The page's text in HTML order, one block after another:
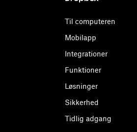
Til computeren
Mobilapp
Integrationer
Funktioner
Løsninger
Sikkerhed
Tidlig adgang